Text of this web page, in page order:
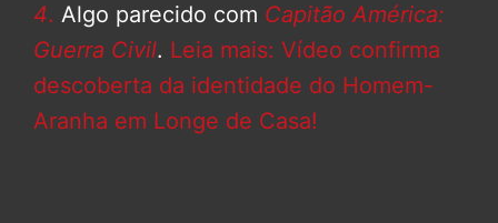
4. Algo parecido com Capitão América:
Guerra Civil. Leia mais: Vídeo confirma
descoberta da identidade do Homem-
Aranha em Longe de Casa!